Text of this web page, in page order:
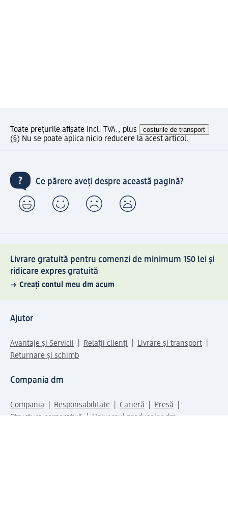
Toate prețurile afișate incl. TVA., plus costurile de transport
(§) Nu se poate aplica nicio reducere la acest articol.
Ce părere aveți despre această pagină?
Livrare gratuită pentru comenzi de minimum 150 lei și
ridicare expres gratuită
Creați contul meu dm acum
Ajutor
Avantaje și Servicii Relații clienți
Livrare și transport
Returnare și schimb
Compania dm
Compania Responsabilitate Carieră
Presă
Structura corporativă
Universul produselor dm